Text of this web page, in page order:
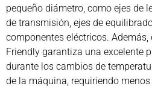
pequeño diámetro, como ejes de
de transmisión, ejes de
componentes eléctricos.
Friendly garantiza una excelente
durante los cambios de
de la máquina, requiriendo